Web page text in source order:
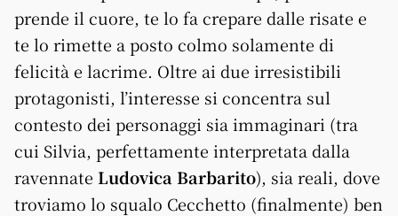
prende il cuore, te lo fa crepare dalle risate e
te lo rimette a posto colmo solamente di
felicità e lacrime. Oltre ai due irresistibili
protagonisti, l’interesse si concentra sul
contesto dei personaggi sia immaginari (tra
cui Silvia, perfettamente interpretata dalla
ravennate Ludovica Barbarito), sia reali, dove
troviamo lo squalo Cecchetto (finalmente) ben